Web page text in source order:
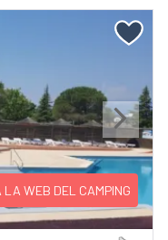
Next
LA WEB DEL CAMPING